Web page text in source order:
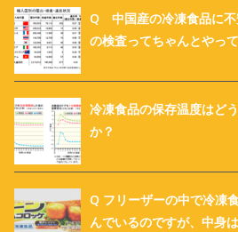
Q 中国産の冷凍食品に不
の検査ってちゃんとやっ
冷凍食品の保存温度はど
か？
Q フリーザーの中で冷凍
んでいるのですが、中身